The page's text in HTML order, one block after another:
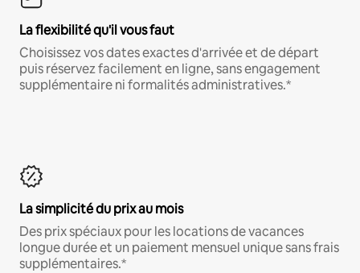
La flexibilité qu'il vous faut
Choisissez vos dates exactes d'arrivée et de départ
puis réservez facilement en ligne, sans engagement
supplémentaire ni formalités administratives.*
La simplicité du prix au mois
Des prix spéciaux pour les locations de vacances
longue durée et un paiement mensuel unique sans frais
supplémentaires.*